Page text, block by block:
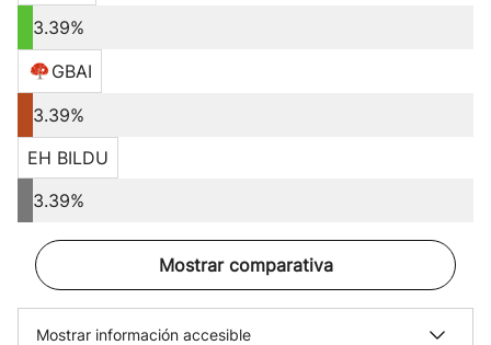
3.39%
GBAI
3.39%
EH BILDU
3.39%
Mostrar comparativa
Mostrar información accesible